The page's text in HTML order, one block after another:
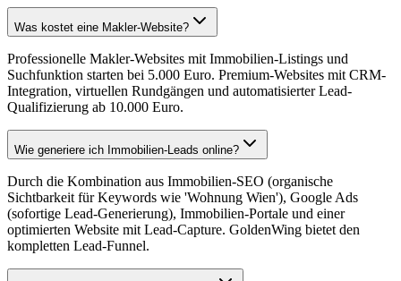
Was kostet eine Makler-Website?
Professionelle Makler-Websites mit Immobilien-Listings und
Suchfunktion starten bei 5.000 Euro. Premium-Websites mit CRM-
Integration, virtuellen Rundgängen und automatisierter Lead-
Qualifizierung ab 10.000 Euro.
Wie generiere ich Immobilien-Leads online?
Durch die Kombination aus Immobilien-SEO (organische
Sichtbarkeit für Keywords wie 'Wohnung Wien'), Google Ads
(sofortige Lead-Generierung), Immobilien-Portale und einer
optimierten Website mit Lead-Capture. GoldenWing bietet den
kompletten Lead-Funnel.